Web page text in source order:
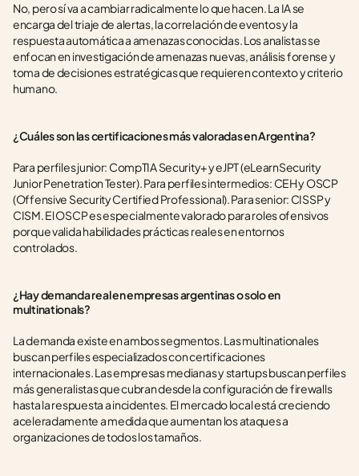
No, pero sí va a cambiar radicalmente lo que hacen. La IA se
encarga del triaje de alertas, la correlación de eventos y la
respuesta automática a amenazas conocidas. Los analistas se
enfocan en investigación de amenazas nuevas, análisis forense y
toma de decisiones estratégicas que requieren contexto y criterio
humano.
¿Cuáles son las certificaciones más valoradas en Argentina?
Para perfiles junior: CompTIA Security+ y eJPT (eLearnSecurity
Junior Penetration Tester). Para perfiles intermedios: CEH y OSCP
(Offensive Security Certified Professional). Para senior: CISSP y
CISM. El OSCP es especialmente valorado para roles ofensivos
porque valida habilidades prácticas reales en entornos
controlados.
¿Hay demanda real en empresas argentinas o solo en
multinationals?
La demanda existe en ambos segmentos. Las multinationales
buscan perfiles especializados con certificaciones
internacionales. Las empresas medianas y startups buscan perfiles
más generalistas que cubran desde la configuración de firewalls
hasta la respuesta a incidentes. El mercado local está creciendo
aceleradamente a medida que aumentan los ataques a
organizaciones de todos los tamaños.